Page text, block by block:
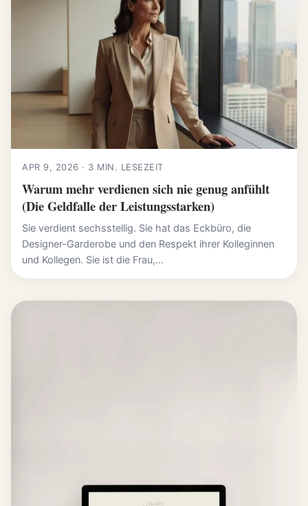
APR 9, 2026 · 3 MIN. LESEZEIT
Warum mehr verdienen sich nie genug anfühlt
(Die Geldfalle der Leistungsstarken)
Sie verdient sechsstellig. Sie hat das Eckbüro, die
Designer-Garderobe und den Respekt ihrer Kolleginnen
und Kollegen. Sie ist die Frau,...